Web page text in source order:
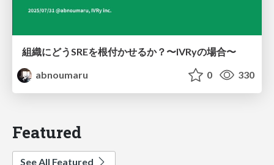
組織にどうSREを根付かせるか？〜IVRyの場合〜
abnoumaru
0 330
Featured
See All Featured